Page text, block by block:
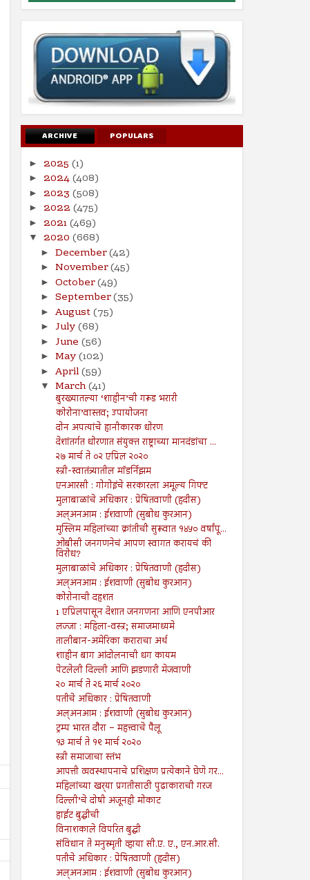
ARCHIVE POPULARS
► 2025 (1)
► 2024(408)
► 2023 (508)
► 2022 (475)
► 2021(469)
▼ 2020 (668)
► December(42)
► November(45)
► October(49)
► September(35)
► August(75)
► July(68)
► June (56)
► May(102)
► April(59)
▼ March(41)
बुरख्यातल्या ‘शाहीन’ची गरूड भरारी
कोरोना’वास्तव; उपायोजना
दोन अपत्यांचे हानीकारक धोरण
देशांतर्गत धोरणात संयुक्त राष्ट्राच्या मानदंडांचा ...
२७ मार्च ते ०२ एप्रिल २०२०
स्त्री-स्वातंत्र्यातील मॉडर्निझम
एनआरसी : गोगोइंचे सरकारला अमूल्य गिफ्ट
मुलाबाळांचे अधिकार : प्रेषितवाणी (हदीस)
अल्अनआम : ईशवाणी (सुबोध कुरआन)
मुस्लिम महिलांच्या क्रांतीची सुरूवात १४५० वर्षांपू...
ओबीसी जनगणनेचं आपण स्वागत करायचं की
विरोध?
मुलाबाळांचे अधिकार : प्रेषितवाणी (हदीस)
अल्अनआम : ईशवाणी (सुबोध कुरआन)
कोरोनाची दहशत
1 एप्रिलपासून देशात जनगणना आणि एनपीआर
लज्जा : महिला-वस्त्र; समाजमाध्यमे
तालीबान-अमेरिका कराराचा अर्थ
शाहीन बाग आंदोलनाची धग कायम
पेटलेली दिल्ली आणि झडणारी मेजवाणी
२० मार्च ते २६ मार्च २०२०
पतीचे अधिकार : प्रेषितवाणी
अल्अनआम : ईशवाणी (सुबोध कुरआन)
ट्रम्प भारत दौरा – महत्त्वाचे पैलू
१३ मार्च ते १९ मार्च २०२०
स्त्री समाजाचा स्तंभ
आपत्ती व्यवस्थापनाचे प्रशिक्षण प्रत्येकाने घेणे गर...
महिलांच्या खर्‍या प्रगतीसाठी पुढाकाराची गरज
दिल्ली’चे दोषी अजूनही मोकाट
हाईट बुद्धीची
विनाशकाले विपरित बुद्धी
संविधान ते मनुस्मृती व्हाया सी.ए. ए., एन.आर.सी.
पतीचे अधिकार : प्रेषितवाणी (हदीस)
अल्अनआम : ईशवाणी (सुबोध कुरआन)